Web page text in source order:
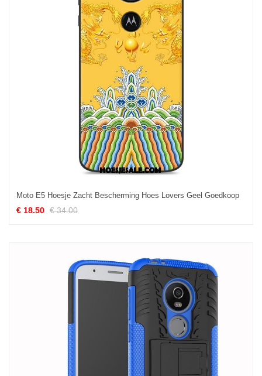
Moto E5 Hoesje Zacht Bescherming Hoes Lovers Geel Goedkoop
€ 18.50 € 34.00